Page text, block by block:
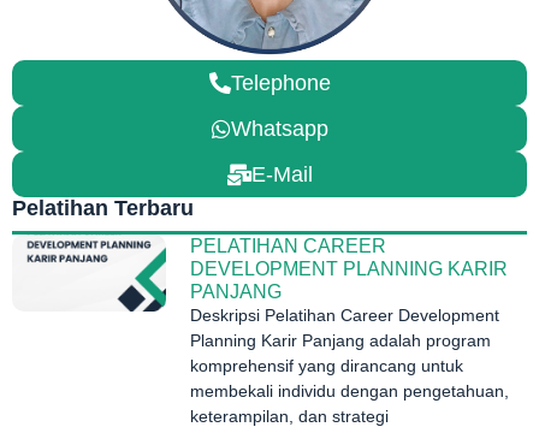
Telephone
Whatsapp
E-Mail
Pelatihan Terbaru
PELATIHAN CAREER
DEVELOPMENT PLANNING KARIR
PANJANG
Deskripsi Pelatihan Career Development
Planning Karir Panjang adalah program
komprehensif yang dirancang untuk
membekali individu dengan pengetahuan,
keterampilan, dan strategi